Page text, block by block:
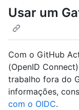
Usar um
Com o GitHub
(OpenID
trabalho fora do
informações,
com o OIDC.